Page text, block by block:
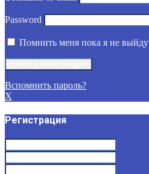
Password
Помнить меня пока я не выйду
Вспомнить пароль?
X
Регистрация